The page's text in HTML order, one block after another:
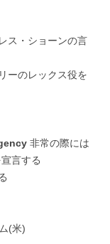
ス・ショーンの言
ーのレックス役を
非常の際には
言する
(米)